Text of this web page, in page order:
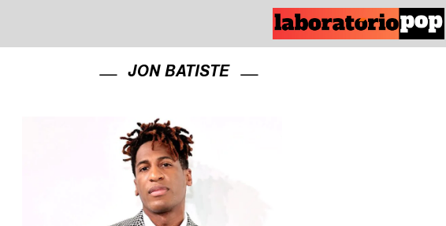
JON BATISTE